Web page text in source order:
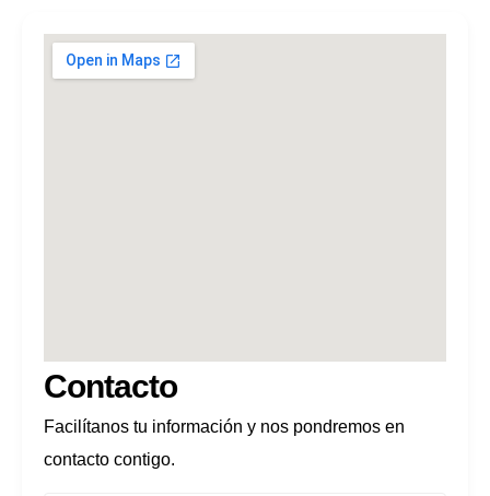
Contacto
Facilítanos tu información y nos pondremos en
contacto contigo.